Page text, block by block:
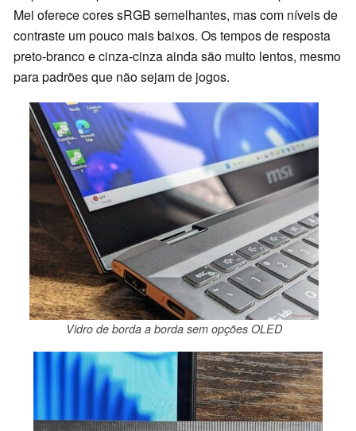
Mei oferece cores sRGB semelhantes, mas com níveis de
contraste um pouco mais baixos. Os tempos de resposta
preto-branco e cinza-cinza ainda são muito lentos, mesmo
para padrões que não sejam de jogos.
Vidro de borda a borda sem opções OLED